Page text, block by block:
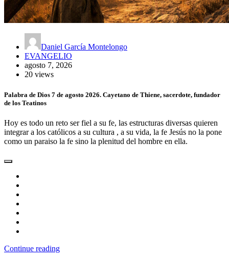
Daniel García Montelongo
EVANGELIO
agosto 7, 2026
20 views
Palabra de Dios 7 de agosto 2026. Cayetano de Thiene, sacerdote, fundador
de los Teatinos
Hoy es todo un reto ser fiel a su fe, las estructuras diversas quieren
integrar a los católicos a su cultura , a su vida, la fe Jesús no la pone
como un paraiso la fe sino la plenitud del hombre en ella.
Continue reading